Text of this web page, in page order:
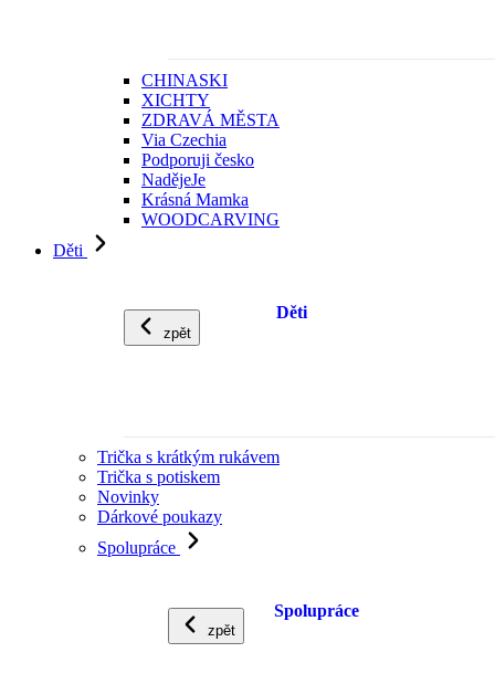
CHINASKI
XICHTY
ZDRAVÁ MĚSTA
Via Czechia
Podporuji česko
NadějeJe
Krásná Mamka
WOODCARVING
Děti
zpět
Děti
Trička s krátkým rukávem
Trička s potiskem
Novinky
Dárkové poukazy
Spolupráce
zpět
Spolupráce